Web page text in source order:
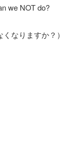
we NOT do?
なりますか？）